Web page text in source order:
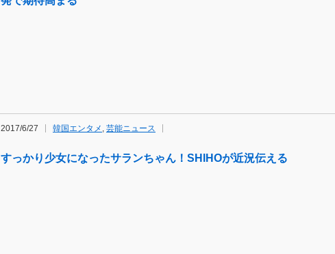
2017/6/27 韓国エンタメ , 芸能ニュース
すっかり少女になったサランちゃん！SHIHOが近況伝える